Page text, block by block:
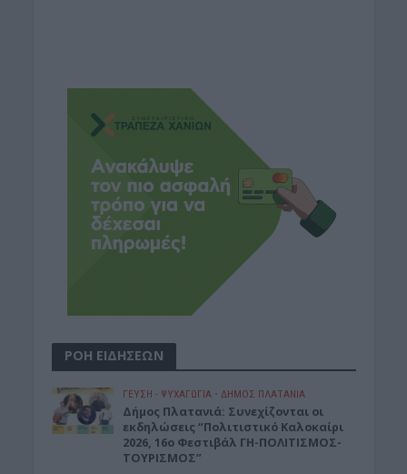
ΡΟΗ ΕΙΔΗΣΕΩΝ
ΓΕΎΣΗ - ΨΥΧΑΓΩΓΊΑ • ΔΉΜΟΣ ΠΛΑΤΑΝΙΆ
Δήμος Πλατανιά: Συνεχίζονται οι
εκδηλώσεις “Πολιτιστικό Καλοκαίρι
2026, 16ο Φεστιβάλ ΓΗ-ΠΟΛΙΤΙΣΜΟΣ-
ΤΟΥΡΙΣΜΟΣ”